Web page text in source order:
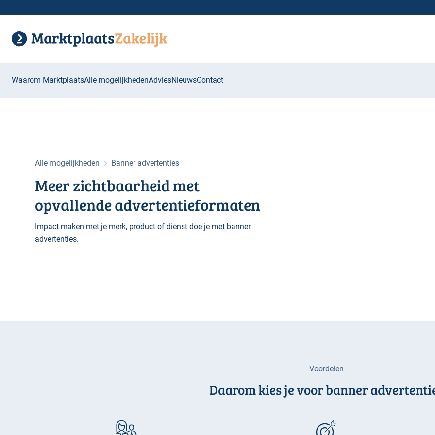
Waarom MarktplaatsAlle mogelijkhedenAdviesNieuwsContact
Alle mogelijkheden Banner advertenties
Meer zichtbaarheid met
opvallende advertentieformaten
Impact maken met je merk, product of dienst doe je met banner
advertenties.
Voordelen
Daarom kies je voor banner